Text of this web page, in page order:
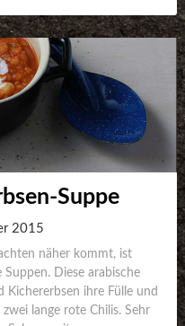
Suppe
2015
näher kommt, ist
Diese arabische
ihre Fülle und
lange rote Chilis. Sehr